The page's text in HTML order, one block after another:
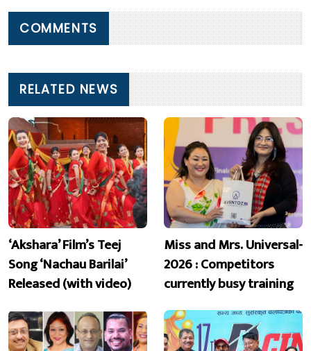
COMMENTS
RELATED NEWS
‘Akshara’ Film’s Teej
Song ‘Nachau Barilai’
Released (with video)
Miss and Mrs. Universal-
2026 : Competitors
currently busy training